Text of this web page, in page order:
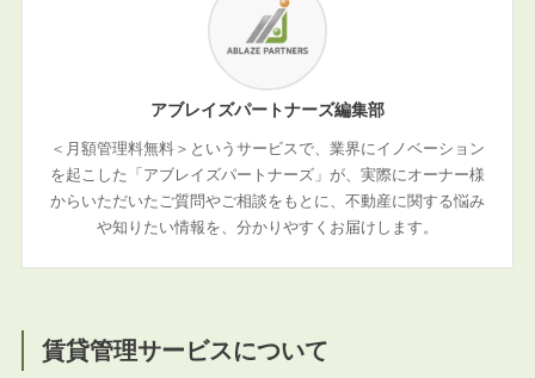
アブレイズパートナーズ編集部
＜月額管理料無料＞というサービスで、業界にイノベーション
を起こした「アブレイズパートナーズ」が、実際にオーナー様
からいただいたご質問やご相談をもとに、不動産に関する悩み
や知りたい情報を、分かりやすくお届けします。
賃貸管理サービスについて